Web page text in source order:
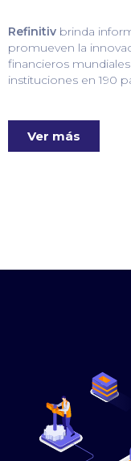
Refinitiv brinda
promueven la
financieros
instituciones en 190
Ver más